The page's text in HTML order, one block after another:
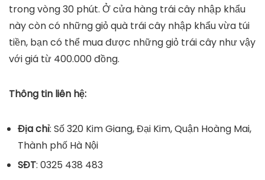
trong vòng 30 phút. Ở cửa hàng trái cây nhập khẩu
này còn có những giỏ quà trái cây nhập khẩu vừa túi
tiền, bạn có thể mua được những giỏ trái cây như vậy
với giá từ 400.000 đồng.
Thông tin liên hệ:
Địa chỉ: Số 320 Kim Giang, Đại Kim, Quận Hoàng Mai,
Thành phố Hà Nội
SĐT: 0325 438 483